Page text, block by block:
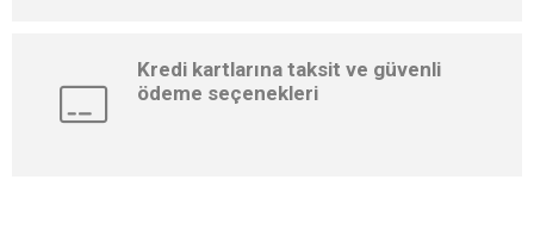
Kredi kartlarına taksit ve güvenli
ödeme seçenekleri